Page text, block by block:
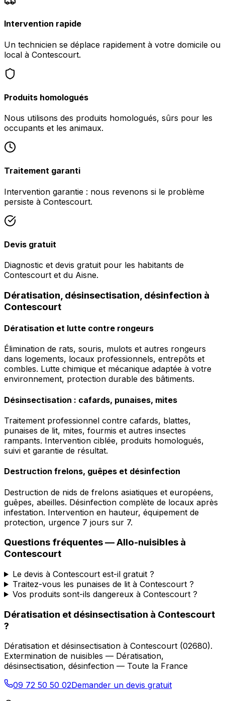
Intervention rapide
Un technicien se déplace rapidement à votre domicile ou
local à Contescourt.
Produits homologués
Nous utilisons des produits homologués, sûrs pour les
occupants et les animaux.
Traitement garanti
Intervention garantie : nous revenons si le problème
persiste à Contescourt.
Devis gratuit
Diagnostic et devis gratuit pour les habitants de
Contescourt et du Aisne.
Dératisation, désinsectisation, désinfection à
Contescourt
Dératisation et lutte contre rongeurs
Élimination de rats, souris, mulots et autres rongeurs
dans logements, locaux professionnels, entrepôts et
combles. Lutte chimique et mécanique adaptée à votre
environnement, protection durable des bâtiments.
Désinsectisation : cafards, punaises, mites
Traitement professionnel contre cafards, blattes,
punaises de lit, mites, fourmis et autres insectes
rampants. Intervention ciblée, produits homologués,
suivi et garantie de résultat.
Destruction frelons, guêpes et désinfection
Destruction de nids de frelons asiatiques et européens,
guêpes, abeilles. Désinfection complète de locaux après
infestation. Intervention en hauteur, équipement de
protection, urgence 7 jours sur 7.
Questions fréquentes —Allo-nuisibles à
Contescourt
Le devis à Contescourt est-il gratuit ?
Traitez-vous les punaises de lit à Contescourt ?
Vos produits sont-ils dangereux à Contescourt ?
Dératisation et désinsectisation à Contescourt
?
Dératisation et désinsectisation à Contescourt (02680).
Extermination de nuisibles — Dératisation,
désinsectisation, désinfection — Toute la France
09 72 50 50 02Demander un devis gratuit